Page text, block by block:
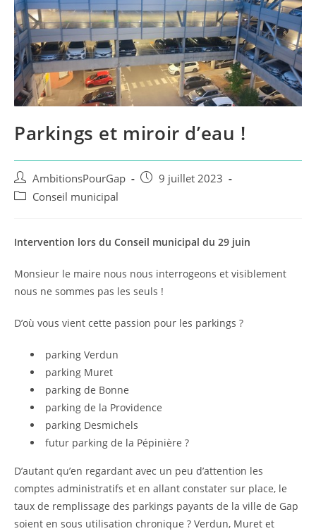
Parkings et miroir d’eau !
Auteur/autrice
de
AmbitionsPourGap
Publication
9 juillet 2023
Post Conseil municipal
Intervention lors du Conseil municipal du 29 juin
Monsieur le maire nous nous interrogeons et visiblement
nous ne sommes pas les seuls !
D’où vous vient cette passion pour les parkings ?
parking Verdun
parking Muret
parking de Bonne
parking de la Providence
parking Desmichels
futur parking de la Pépinière ?
D’autant qu’en regardant avec un peu d’attention les
comptes administratifs et en allant constater sur place, le
taux de remplissage des parkings payants de la ville de Gap
soient en sous utilisation chronique ? Verdun, Muret et